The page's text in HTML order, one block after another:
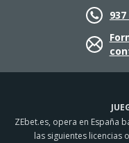
ZEbet.es, opera en España
las siguientes licencias